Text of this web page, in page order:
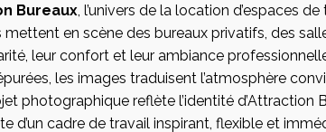
Bureaux, l’univers de la location d’espaces de
en scène des bureaux privatifs, des
leur confort et leur ambiance
les images traduisent l’atmosphère
photographique reflète l’identité d’Attraction
d’un cadre de travail inspirant, flexible et